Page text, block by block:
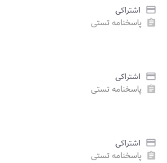
credit_card اشتراکی
assignment پاسخنامه تستی
credit_card اشتراکی
assignment پاسخنامه تستی
credit_card اشتراکی
assignment پاسخنامه تستی